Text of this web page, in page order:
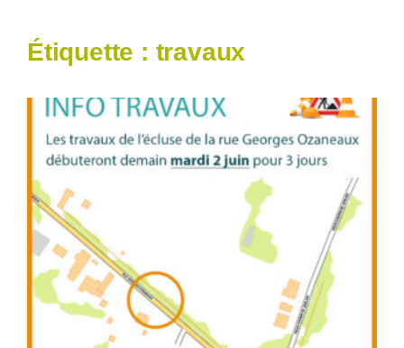
Étiquette : travaux